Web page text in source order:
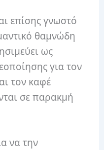
επίσης γνωστό
θαμνώδη
ως
για τον
τον καφέ
σε παρακμή
να την